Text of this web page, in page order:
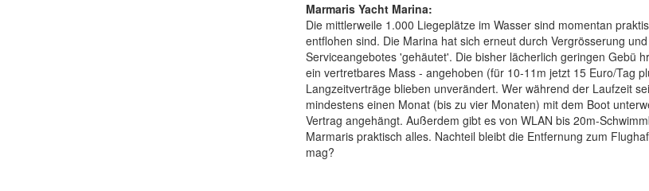
Marmaris Yacht Marina:
Die mittlerweile 1.000 Liegeplätze im Wasser sind momentan
entflohen sind. Die Marina hat sich erneut durch Vergrösserung
Serviceangebotes 'gehäutet'. Die bisher lächerlich geringen Gebü
ein vertretbares Mass - angehoben (für 10-11m jetzt 15 Euro/Tag
Langzeitverträge blieben unverändert. Wer während der Laufzeit
mindestens einen Monat (bis zu vier Monaten) mit dem Boot
Vertrag angehängt. Außerdem gibt es von WLAN bis 20m-
Marmaris praktisch alles. Nachteil bleibt die Entfernung zum
mag?